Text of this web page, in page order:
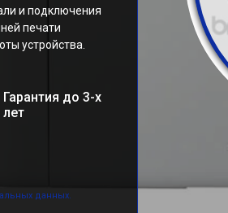
и подключения
печати
устройства.
Гарантия до 3-х
лет
данных.